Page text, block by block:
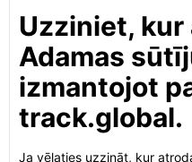
Uzziniet, kur
Adamas
izmantojot
track.global.
Ja vēlaties uzzināt, kur